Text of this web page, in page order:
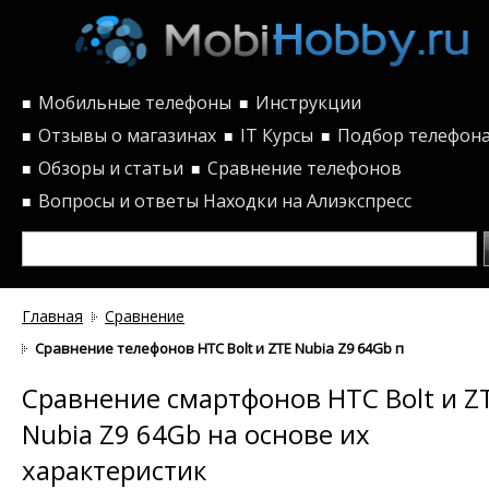
■ Мобильные телефоны ■ Инструкции
■ Отзывы о магазинах ■ IT Курсы ■ Подбор
■ Обзоры и статьи ■ Сравнение телефонов
■ Вопросы и ответы Находки на Алиэкспресс
Главная Сравнение
Сравнение телефонов HTC Bolt и ZTE Nubia Z9 64Gb по
Сравнение смартфонов HTC Bolt и
Nubia Z9 64Gb на основе их
характеристик